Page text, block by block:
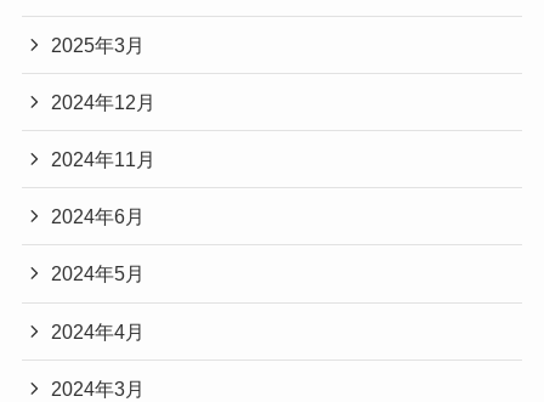
2025年3月
2024年12月
2024年11月
2024年6月
2024年5月
2024年4月
2024年3月